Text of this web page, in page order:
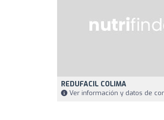
REDUFACIL COLIMA
Ver información y datos de